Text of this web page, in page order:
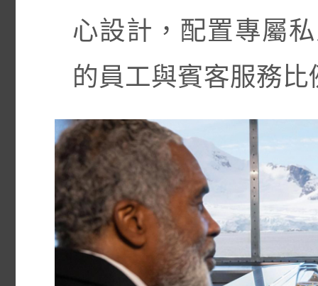
心設計，配置專屬
的員工與賓客服務